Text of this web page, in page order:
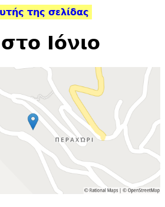
της σελίδας
Ιόνιο